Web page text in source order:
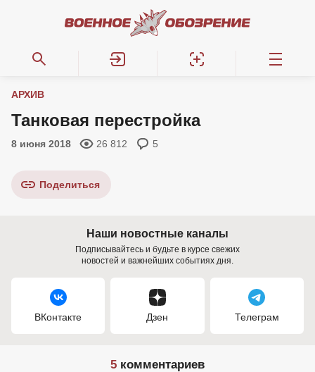
АРХИВ
Танковая перестройка
8 июня 2018 26 812 5
Поделиться
Наши новостные каналы
Подписывайтесь и будьте в курсе свежих
новостей и важнейших событиях дня.
ВКонтакте Дзен Телеграм
5 комментариев